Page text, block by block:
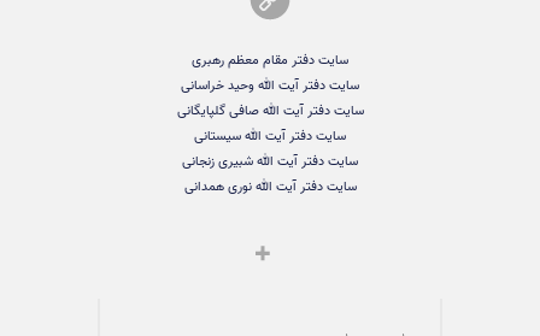
سایت دفتر مقام معظم رهبری
سایت دفتر آیت الله وحید خراسانی
سایت دفتر آیت الله صافی گلپایگانی
سایت دفتر آیت الله سیستانی
سایت دفتر آیت الله شبیری زنجانی
سایت دفتر آیت الله نوری همدانی